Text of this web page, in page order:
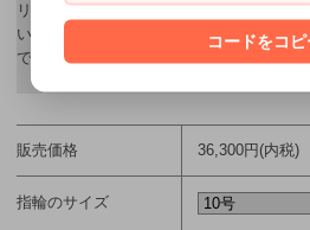
リングは納品までに1週間の期間を頂いて
い合わせください。(※受注オーダー商品
です。)
販売価格 36,300円(内税)
指輪のサイズ
コードをコピ